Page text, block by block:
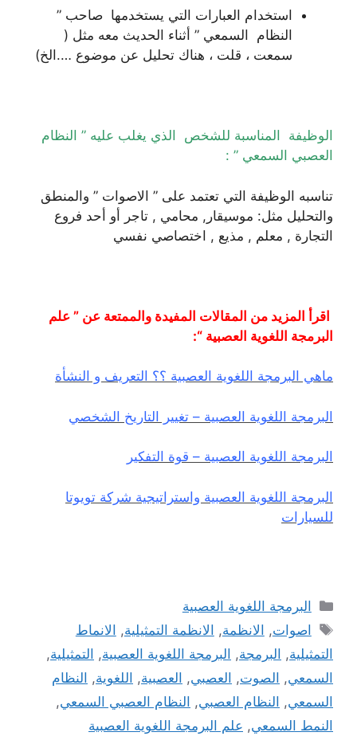
استخدام العبارات التي يستخدمها صاحب ”
النظام السمعي ” أثناء الحديث معه مثل (
سمعت ، قلت ، هناك تحليل عن موضوع ….الخ)
الوظيفة المناسبة للشخص الذي يغلب عليه ” النظام
العصبي السمعي ” :
تناسبه الوظيفة التي تعتمد على ” الاصوات ” والمنطق
والتحليل مثل: موسيقار, محامي , تاجر أو أحد فروع
التجارة , معلم , مذيع , اختصاصي نفسي
اقرأ المزيد من المقالات المفيدة والممتعة عن ” علم
البرمجة اللغوية العصبية “:
ماهي البرمجة اللغوية العصبية ؟؟ التعريف و النشأة
البرمجة اللغوية العصبية – تغيير التاريخ الشخصي
البرمجة اللغوية العصبية – قوة التفكير
البرمجة اللغوية العصبية واستراتيجية شركة تويوتا
للسيارات
التصنيفات
البرمجة اللغوية العصبية
الوسوم
اصوات, الانظمة, الانظمة التمثيلية,
الانماط
التمثيلية, البرمجة, البرمجة اللغوية العصبية, التمثيلية,
السمعي, الصوت, العصبي, العصبية, اللغوية, النظام
السمعي, النظام العصبي, النظام العصبي السمعي,
النمط السمعي, علم البرمجة اللغوية العصبية